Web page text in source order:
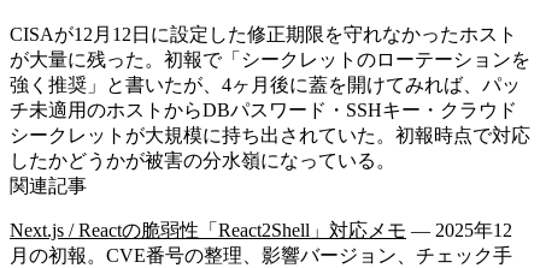
CISAが12月12日に設定した修正期限を守れなかったホスト
が大量に残った。初報で「シークレットのローテーションを
強く推奨」と書いたが、4ヶ月後に蓋を開けてみれば、パッ
チ未適用のホストからDBパスワード・SSHキー・クラウド
シークレットが大規模に持ち出されていた。初報時点で対応
したかどうかが被害の分水嶺になっている。
関連記事
Next.js / Reactの脆弱性「React2Shell」対応メモ — 2025年12
月の初報。CVE番号の整理、影響バージョン、チェック手